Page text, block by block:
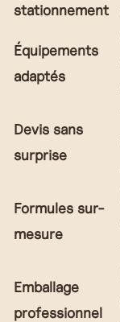
stationnement
Équipements
adaptés
Devis sans
surprise
Formules sur-
mesure
Emballage
professionnel